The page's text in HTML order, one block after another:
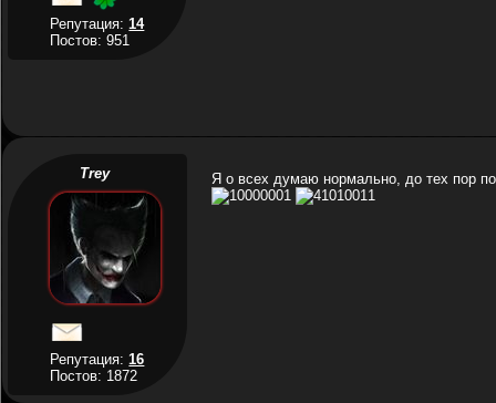
Репутация:14
Постов: 951
Trey
Репутация:16
Постов: 1872
Я о всех думаю нормально, до тех пор